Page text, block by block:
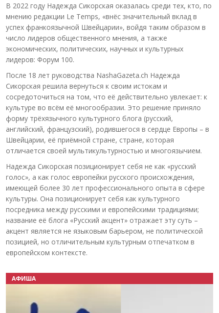
В 2022 году Надежда Сикорская оказалась среди тех, кто, по
мнению редакции Le Temps, «внёс значительный вклад в
успех франкоязычной Швейцарии», войдя таким образом в
число лидеров общественного мнения, а также
экономических, политических, научных и культурных
лидеров: Форум 100.
После 18 лет руководства NashaGazeta.ch Надежда
Сикорская решила вернуться к своим истокам и
сосредоточиться на том, что её действительно увлекает: к
культуре во всём её многообразии. Это решение приняло
форму трёхязычного культурного блога (русский,
английский, французский), родившегося в сердце Европы – в
Швейцарии, её приёмной стране, стране, которая
отличается своей мультикультурностью и многоязычием.
Надежда Сикорская позиционирует себя не как «русский
голос», а как голос европейки русского происхождения,
имеющей более 30 лет профессионального опыта в сфере
культуры. Она позиционирует себя как культурного
посредника между русскими и европейскими традициями;
название её блога «Русский акцент» отражает эту суть –
акцент является не языковым барьером, не политической
позицией, но отличительным культурным отпечатком в
европейском контексте.
АФИША